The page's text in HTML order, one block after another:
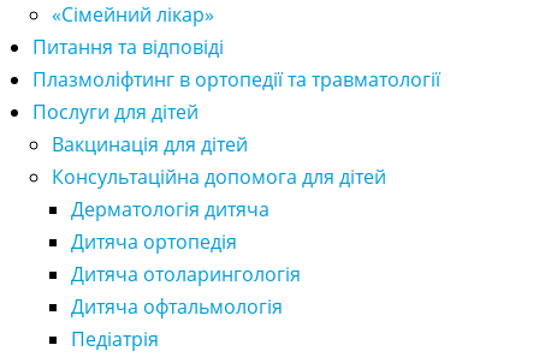
«Сімейний лікар»
Питання та відповіді
Плазмоліфтинг в ортопедії та травматології
Послуги для дітей
Вакцинація для дітей
Консультаційна допомога для дітей
Дерматологія дитяча
Дитяча ортопедія
Дитяча отоларингологія
Дитяча офтальмологія
Педіатрія